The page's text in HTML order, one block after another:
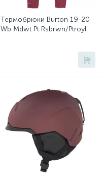
Термобрюки Burton 19-20
Wb Mdwt Pt Rsbrwn/Ptroyl